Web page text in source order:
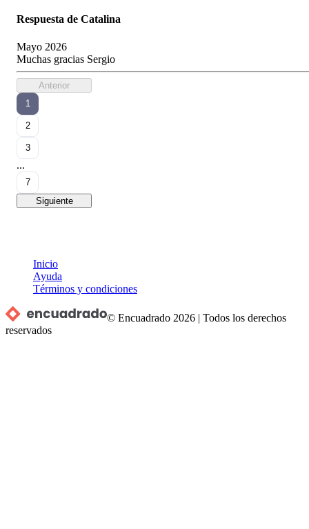
Respuesta de Catalina
Mayo 2026
Muchas gracias Sergio
Anterior
1
2
3
...
7
Siguiente
Inicio
Ayuda
Términos y condiciones
© Encuadrado 2026 |Todos los derechos
reservados